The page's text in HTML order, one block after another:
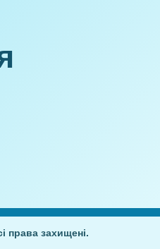
права захищені.